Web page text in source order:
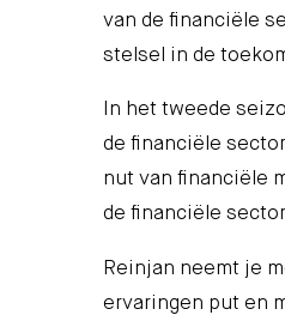
van de financiële
stelsel in de
In het tweede
de financiële
nut van financiële
de financiële
Reinjan neemt je
ervaringen put en